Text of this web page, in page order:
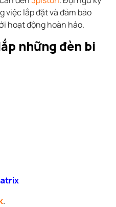
việc lắp đặt và đảm bảo
hoạt động hoàn hảo.
những đèn bi
.